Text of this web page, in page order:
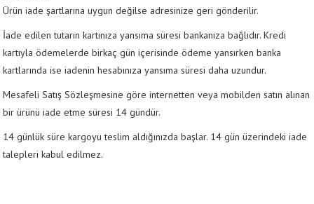
Ürün iade şartlarına uygun değilse adresinize geri gönderilir.
İade edilen tutarın kartınıza yansıma süresi bankanıza bağlıdır. Kredi
kartıyla ödemelerde birkaç gün içerisinde ödeme yansırken banka
kartlarında ise iadenin hesabınıza yansıma süresi daha uzundur.
Mesafeli Satış Sözleşmesine göre internetten veya mobilden satın alınan
bir ürünü iade etme süresi 14 gündür.
14 günlük süre kargoyu teslim aldığınızda başlar. 14 gün üzerindeki iade
talepleri kabul edilmez.